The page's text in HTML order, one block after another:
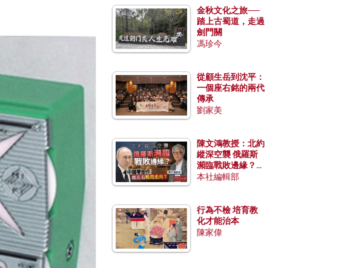
金秋文化之旅──
踏上古蜀道，走過
劍門關
馮珍今
從顧生岳到沈平：
一個座右銘的兩代
傳承
劉家美
陳文鴻教授：北約
縱深空襲 俄羅斯
瀕臨戰敗邊緣？中
國零部件能左右戰
本社編輯部
行為不檢 培育教
化才能治本
陳家偉